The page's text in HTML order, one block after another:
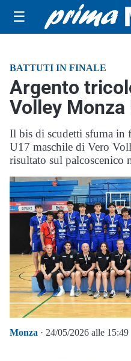
☰
BATTUTI IN FINALE
Argento
Volley Monza
Il bis di scudetti sfuma in
U17 maschile di Vero
risultato sul palcoscenico
Monza · 24/05/2026 alle 15:49